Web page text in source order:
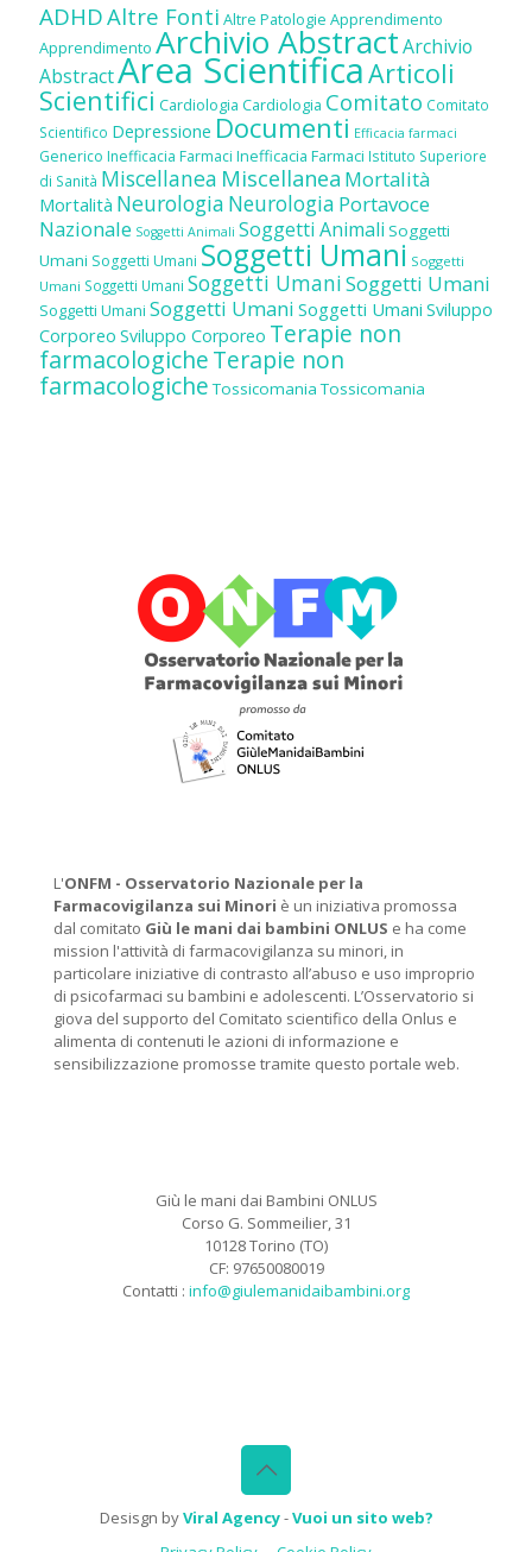
ADHDAltre Fonti Altre Patologie Apprendimento
Apprendimento Archivio AbstractArchivio
AbstractArea ScientificaArticoli
Scientifici Cardiologia Cardiologia Comitato Comitato
Scientifico Depressione Documenti Efficacia farmaci
Generico Inefficacia Farmaci Inefficacia Farmaci Istituto Superiore
di Sanità Miscellanea Miscellanea Mortalità
Mortalità Neurologia Neurologia Portavoce
Nazionale Soggetti Animali Soggetti Animali Soggetti
Umani Soggetti Umani Soggetti Umani Soggetti
Umani Soggetti Umani Soggetti UmaniSoggetti Umani
Soggetti Umani Soggetti Umani Soggetti Umani Sviluppo
Corporeo Sviluppo Corporeo Terapie non
farmacologicheTerapie non
farmacologiche Tossicomania Tossicomania
L'ONFM - Osservatorio Nazionale per la
Farmacovigilanza sui Minori è un iniziativa promossa
dal comitato Giù le mani dai bambini ONLUS e ha come
mission l'attività di farmacovigilanza su minori, in
particolare iniziative di contrasto all’abuso e uso improprio
di psicofarmaci su bambini e adolescenti. L’Osservatorio si
giova del supporto del Comitato scientifico della Onlus e
alimenta di contenuti le azioni di informazione e
sensibilizzazione promosse tramite questo portale web.
Giù le mani dai Bambini ONLUS
Corso G. Sommeilier, 31
10128 Torino (TO)
CF: 97650080019
Contatti : info@giulemanidaibambini.org
Desisgn byViral Agency-Vuoi un sito web?